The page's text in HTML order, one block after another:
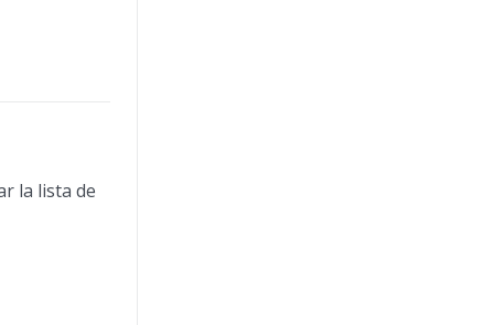
la lista de